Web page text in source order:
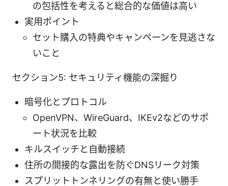
の包括性を考えると総合的な価値は高い
実用ポイント
セット購入の特典やキャンペーンを見逃さな
いこと
セクション5: セキュリティ機能の深掘り
暗号化とプロトコル
OpenVPN、WireGuard、IKEv2などのサポ
ート状況を比較
キルスイッチと自動接続
住所の間接的な露出を防ぐDNSリーク対策
スプリットトンネリングの有無と使い勝手